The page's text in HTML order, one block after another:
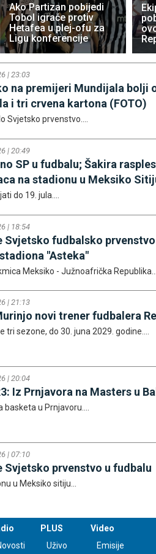
Ako Partizan pobijedi
Tobol igraće protiv
Hetafea u plej-ofu za
Ligu konferencije
| 23:03
na premijeri Mundijala bolji
i tri crvena kartona (FOTO)
Svjetsko prvenstvo....
| 20:49
SP u fudbalu; Šakira
na stadionu u Meksiko
do 19. jula....
| 18:54
Svjetsko fudbalsko
"Asteka"
Meksiko - Јužnoafrička Republika....
| 21:13
novi trener fudbalera
tri sezone, do 30. juna 2029. godine....
| 20:04
Iz Prnjavora na Masters u
basketa u Prnjavoru....
| 07:10
Svjetsko prvenstvo u fudbalu
u Meksiko sitiju...
PLUS
Uživo
Video
Emisije